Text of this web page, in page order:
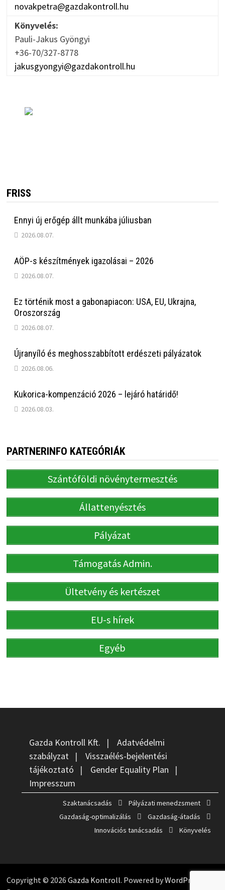
novakpetra@gazdakontroll.hu
Könyvelés:
Pauli-Jakus Gyöngyi
+36-70/327-8778
jakusgyongyi@gazdakontroll.hu
FRISS
Ennyi új erőgép állt munkába júliusban
2026.08.07.
AÖP-s készítmények igazolásai – 2026
2026.08.07.
Ez történik most a gabonapiacon: USA, EU, Ukrajna,
Oroszország
2026.08.07.
Újranyíló és meghosszabbított erdészeti pályázatok
2026.08.06.
Kukorica-kompenzáció 2026 – lejáró határidő!
2026.08.03.
PARTNERINFO KATEGÓRIÁK
Szántóföldi növénytermesztés
Állattenyésztés
Pályázat
Támogatás Admin.
Ültetvény és kertészet
EU-s hírek
Egyéb
Gazda Kontroll Kft. | Adatvédelmi
szabályzat| Visszaélés-bejelentési
tájékoztató | Gender Equality Plan |
Impresszum
Szaktanácsadás
Pályázati menedzsment
Gazdaság-optimalizálás
Gazdaság-átadás
Innovációs tanácsadás
Könyvelés
Copyright © 2026 Gazda Kontroll. Powered byWordPress